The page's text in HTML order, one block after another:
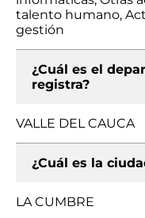
talento humano,
gestión
¿Cuál es el
registra?
VALLE DEL CAUCA
¿Cuál es la
LA CUMBRE